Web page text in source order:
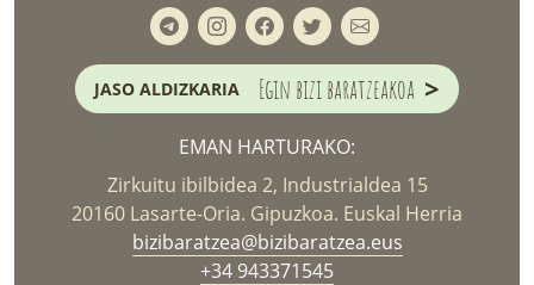
JASO ALDIZKARIA Egin bizi baratzeakoa >
EMAN HARTURAKO:
Zirkuitu ibilbidea 2, Industrialdea 15
20160 Lasarte-Oria. Gipuzkoa. Euskal Herria
bizibaratzea@bizibaratzea.eus
+34 943371545